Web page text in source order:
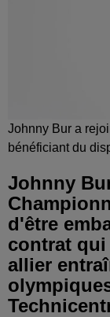
Johnny Bur a
bénéficiant du
Johnny
d'être
contrat
allier